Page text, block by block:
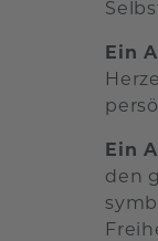
Ein
Ein
den